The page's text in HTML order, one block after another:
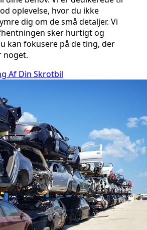
oplevelse, hvor du ikke
dig om de små detaljer. Vi
sker hurtigt og
kan fokusere på de ting, der
noget.
Af Din Skrotbil